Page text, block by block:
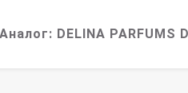
Аналог: DELINA PARFUMS